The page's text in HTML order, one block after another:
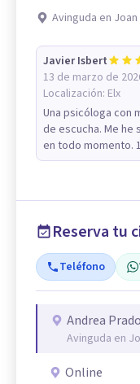
Avinguda en Joan
Javier Isbert
13 de marzo de
Localización: Elx
Una psicóloga con
de escucha. Me
en todo momento.
Reserva tu
Teléfono
Andrea
Avinguda en
Online